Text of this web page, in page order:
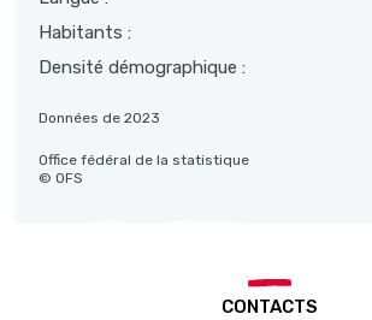
Habitants :
Densité démographique :
Données de 2023
Office fédéral de la statistique
© OFS
CONTACTS